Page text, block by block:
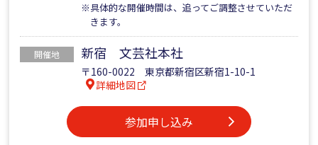
※具体的な開催時間は、追ってご調整させていただ
きます。
開催地 新宿 文芸社本社
〒160-0022 東京都新宿区新宿1-10-1
詳細地図
参加申し込み